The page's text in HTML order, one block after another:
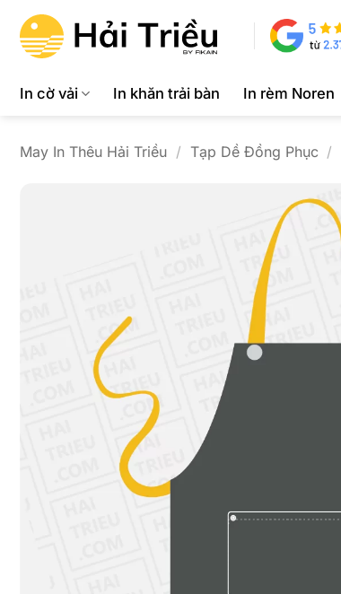
qua
In cờ vải In khăn trải bàn In rèm Noren
May In Thêu Hải Triều / Tạp Dề Đồng Phục /